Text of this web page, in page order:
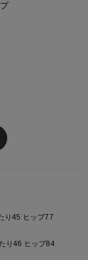
なる場合がございま
り45 ヒップ77
り46 ヒップ84